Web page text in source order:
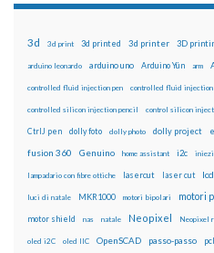
3d 3d print 3d printed 3d printer 3D
arduino leonardo arduino uno Arduino Yún arm
controlled fluid injection pen controlled fluid injection
controlled silicon injection pencil control silicon
CtrlJ pen dolly foto dolly photo dolly project
fusion 360 Genuino home assistant i2c
lampadario con fibre ottiche lasercut laser cut lcd
luci di natale MKR1000 motori bipolari motori
motor shield nas natale Neopixel Neopixel
oled i2C oled IIC OpenSCAD passo-passo